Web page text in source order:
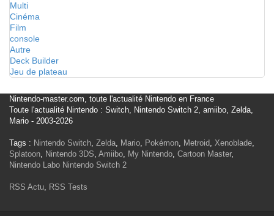
Multi
Cinéma
Film
console
Autre
Deck Builder
Jeu de plateau
Nintendo-master.com, toute l'actualité Nintendo en France
Toute l'actualité Nintendo : Switch, Nintendo Switch 2, amiibo, Zelda,
Mario - 2003-2026
Tags : Nintendo Switch, Zelda, Mario, Pokémon, Metroid, Xenoblade,
Splatoon, Nintendo 3DS, Amiibo, My Nintendo, Cartoon Master,
Nintendo Labo Nintendo Switch 2
RSS Actu, RSS Tests